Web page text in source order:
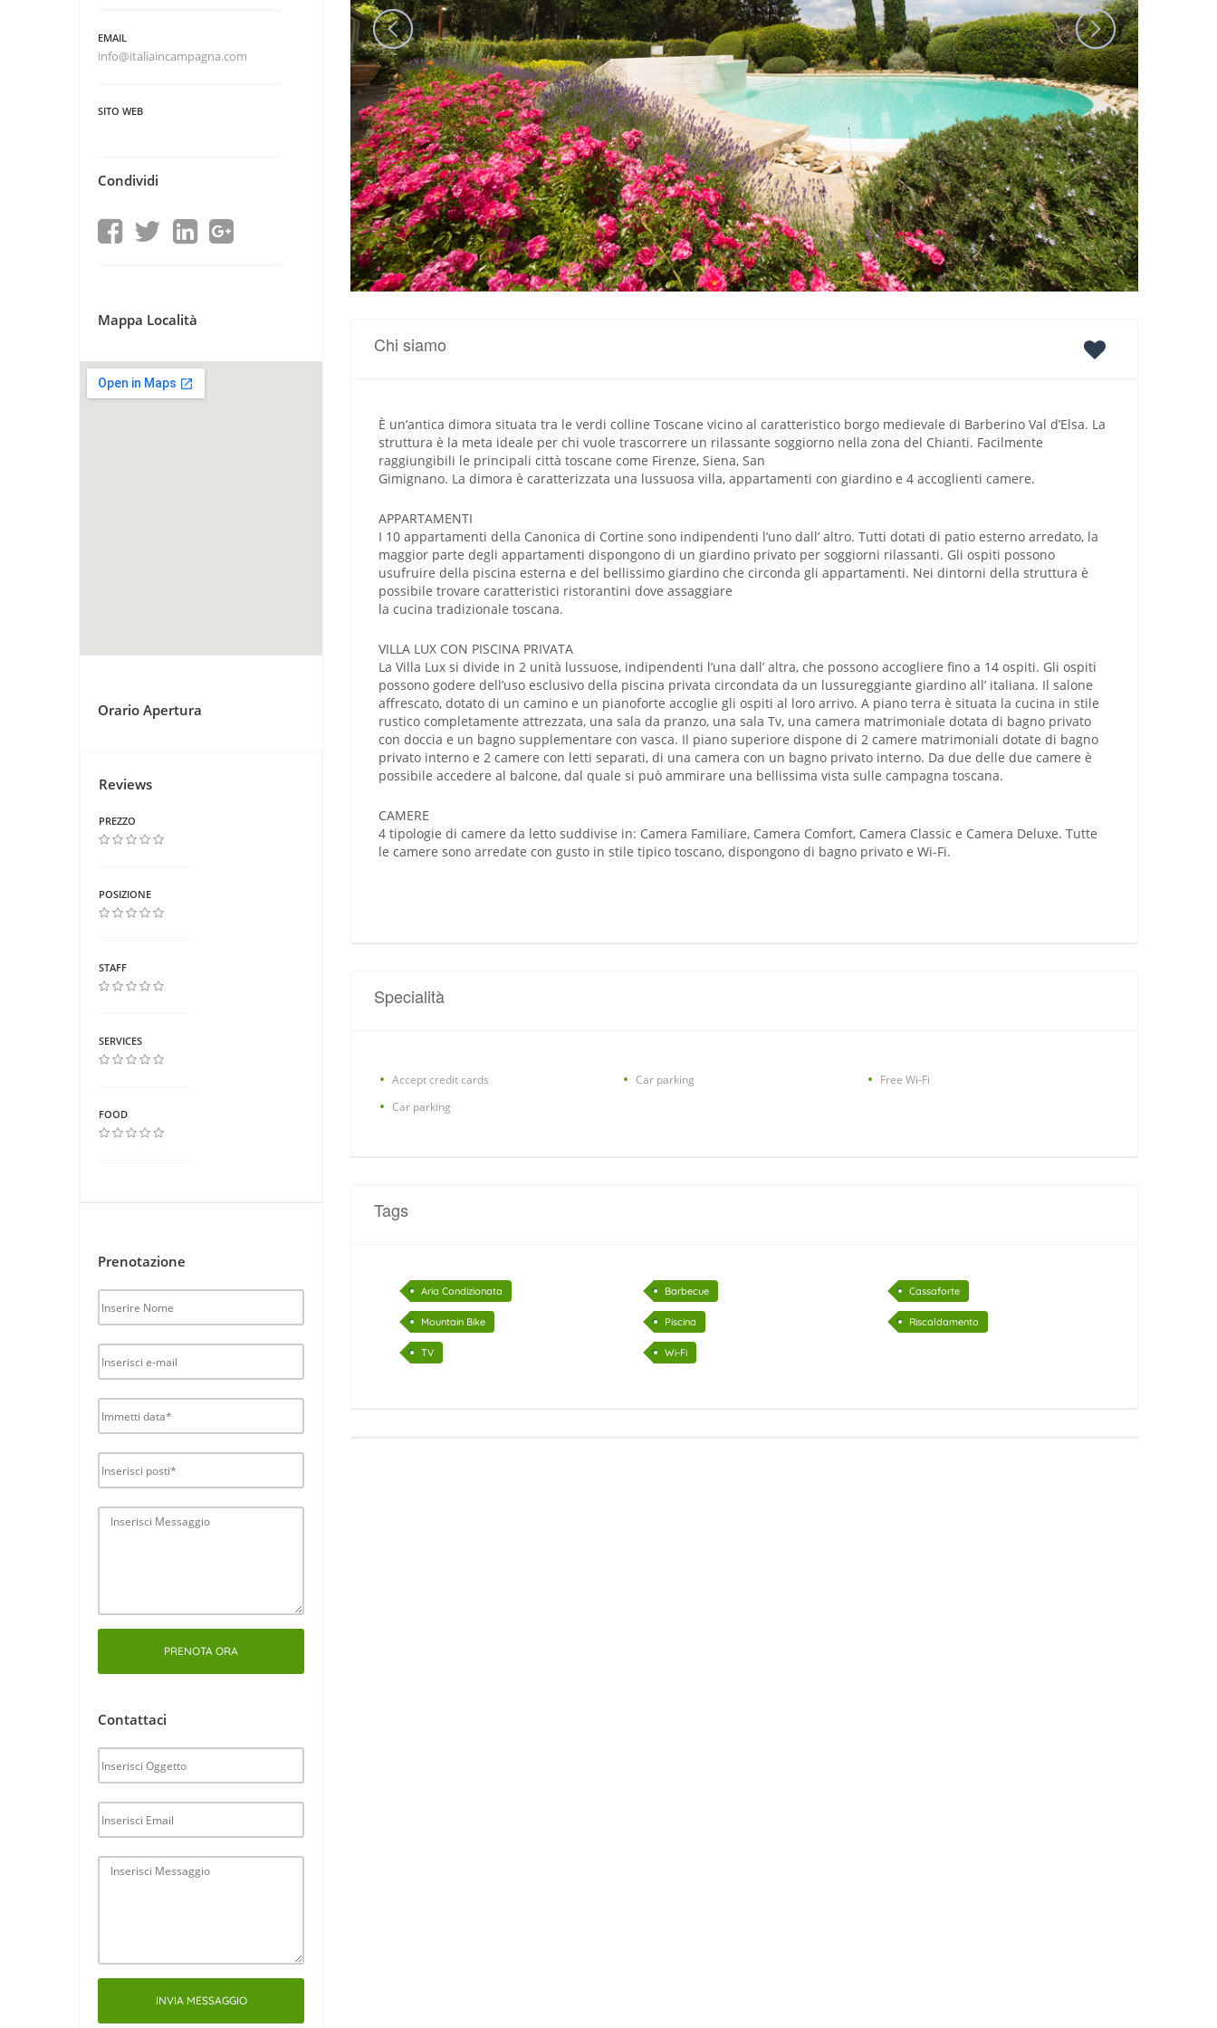
Chi siamo
È un’antica dimora situata tra le verdi colline Toscane vicino al caratteristico borgo medievale di Barberino Val d’Elsa. La
struttura è la meta ideale per chi vuole trascorrere un rilassante soggiorno nella zona del Chianti. Facilmente
raggiungibili le principali città toscane come Firenze, Siena, San
Gimignano. La dimora è caratterizzata una lussuosa villa, appartamenti con giardino e 4 accoglienti camere.
APPARTAMENTI
I 10 appartamenti della Canonica di Cortine sono indipendenti l’uno dall’ altro. Tutti dotati di patio esterno arredato, la
maggior parte degli appartamenti dispongono di un giardino privato per soggiorni rilassanti. Gli ospiti possono
usufruire della piscina esterna e del bellissimo giardino che circonda gli appartamenti. Nei dintorni della struttura è
possibile trovare caratteristici ristorantini dove assaggiare
la cucina tradizionale toscana.
VILLA LUX CON PISCINA PRIVATA
La Villa Lux si divide in 2 unità lussuose, indipendenti l’una dall’ altra, che possono accogliere fino a 14 ospiti. Gli ospiti
possono godere dell’uso esclusivo della piscina privata circondata da un lussureggiante giardino all’ italiana. Il salone
affrescato, dotato di un camino e un pianoforte accoglie gli ospiti al loro arrivo. A piano terra è situata la cucina in stile
rustico completamente attrezzata, una sala da pranzo, una sala Tv, una camera matrimoniale dotata di bagno privato
con doccia e un bagno supplementare con vasca. Il piano superiore dispone di 2 camere matrimoniali dotate di bagno
privato interno e 2 camere con letti separati, di una camera con un bagno privato interno. Da due delle due camere è
possibile accedere al balcone, dal quale si può ammirare una bellissima vista sulle campagna toscana.
CAMERE
4 tipologie di camere da letto suddivise in: Camera Familiare, Camera Comfort, Camera Classic e Camera Deluxe. Tutte
le camere sono arredate con gusto in stile tipico toscano, dispongono di bagno privato e Wi-Fi.
Specialità
Accept credit cards Car parking
Free Wi-Fi
Car parking
Tags
Aria Condizionata Barbecue Cassaforte
Mountain Bike Piscina Riscaldamento
TV Wi-Fi
EMAIL
info@italiaincampagna.com
SITO WEB
Condividi
Mappa Località
Orario Apertura
Reviews
PREZZO
POSIZIONE
STAFF
SERVICES
FOOD
Prenotazione
PRENOTA ORA
Contattaci
INVIA MESSAGGIO